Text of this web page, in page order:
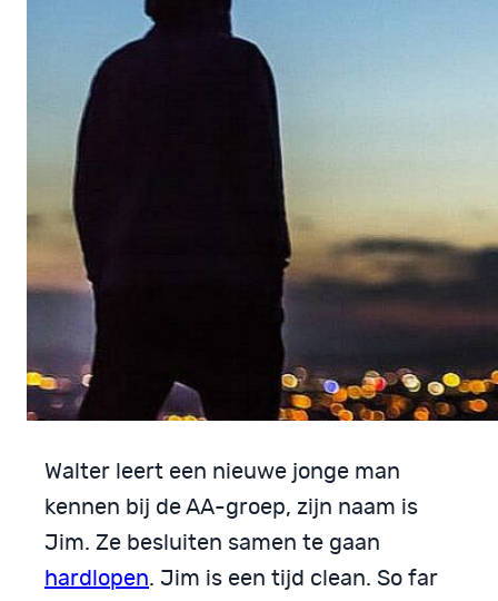
Walter leert een nieuwe jonge man
kennen bij de AA-groep, zijn naam is
Jim. Ze besluiten samen te gaan
hardlopen. Jim is een tijd clean. So far